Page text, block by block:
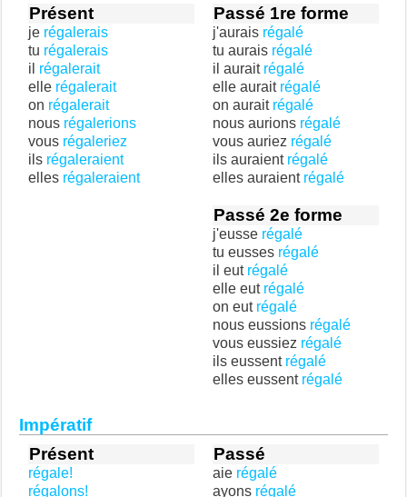
Présent
je régalerais
tu régalerais
il régalerait
elle régalerait
on régalerait
nous régalerions
vous régaleriez
ils régaleraient
elles régaleraient
Passé 1re forme
j'aurais régalé
tu aurais régalé
il aurait régalé
elle aurait régalé
on aurait régalé
nous aurions régalé
vous auriez régalé
ils auraient régalé
elles auraient régalé
Passé 2e forme
j'eusse régalé
tu eusses régalé
il eut régalé
elle eut régalé
on eut régalé
nous eussions régalé
vous eussiez régalé
ils eussent régalé
elles eussent régalé
Impératif
Présent
régale!
régalons!
Passé
aie régalé
ayons régalé